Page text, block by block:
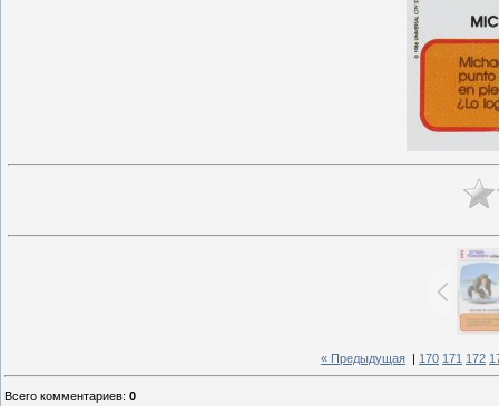
« Предыдущая 170 171 172
Всего комментариев: 0